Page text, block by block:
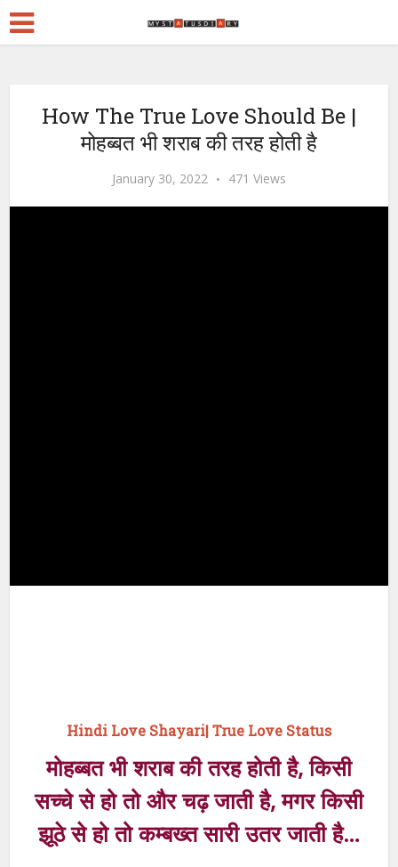
How The True Love Should Be |
मोहब्बत भी शराब की तरह होती है
January 30, 2022 471 Views
Hindi Love Shayari| True Love Status
मोहब्बत भी शराब की तरह होती है, किसी
सच्चे से हो तो और चढ़ जाती है, मगर किसी
झूठे से हो तो कम्बख्त सारी उतर जाती है…